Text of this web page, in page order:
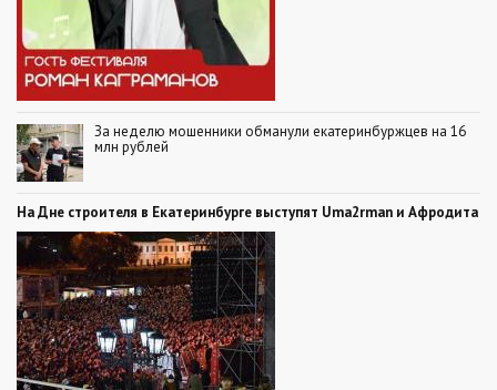
За неделю мошенники обманули екатеринбуржцев на 16
млн рублей
На Дне строителя в Екатеринбурге выступят Uma2rman и Афродита